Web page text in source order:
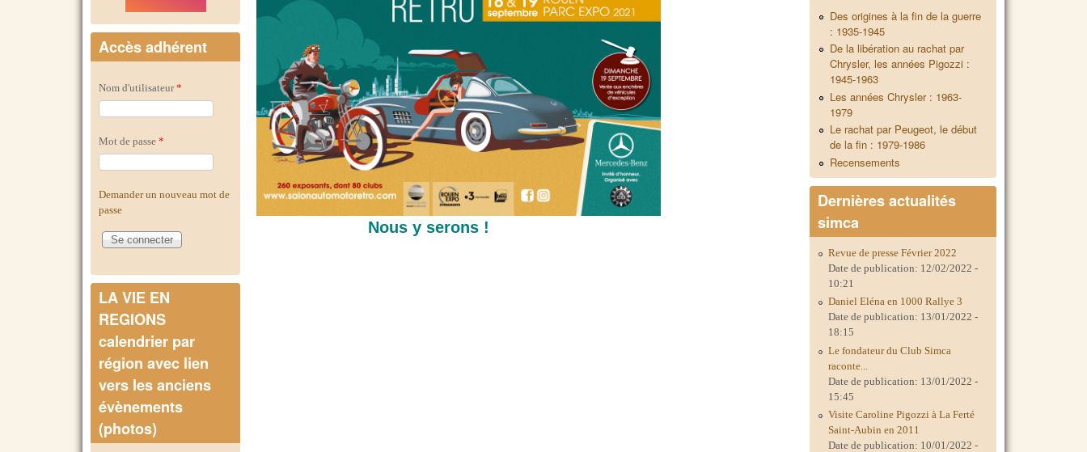
Nous y serons !
Accès adhérent
Nom d'utilisateur*
Mot de passe *
Demander un nouveau mot de
passe
LA VIE EN
REGIONS
calendrier par
région avec lien
vers les anciens
évènements
(photos)
Des origines à la fin de la guerre
: 1935-1945
De la libération au rachat par
Chrysler, les années Pigozzi :
1945-1963
Les années Chrysler : 1963-
1979
Le rachat par Peugeot, le début
de la fin : 1979-1986
Recensements
Dernières actualités
simca
Revue de presse Février 2022
Date de publication: 12/02/2022 -
10:21
Daniel Eléna en 1000 Rallye 3
Date de publication: 13/01/2022 -
18:15
Le fondateur du Club Simca
raconte...
Date de publication: 13/01/2022 -
15:45
Visite Caroline Pigozzi à La Ferté
Saint-Aubin en 2011
Date de publication: 10/01/2022 -